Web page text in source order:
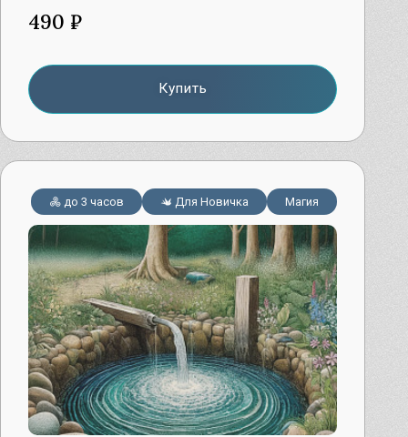
490 ₽
Купить
до 3 часов Для Новичка Магия